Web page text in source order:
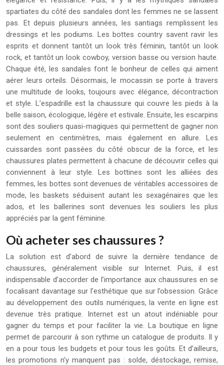
spartiates du côté des sandales dont les femmes ne se lassent
pas. Et depuis plusieurs années, les santiags remplissent les
dressings et les podiums. Les bottes country savent ravir les
esprits et donnent tantôt un look très féminin, tantôt un look
rock, et tantôt un look cowboy, version basse ou version haute.
Chaque été, les sandales font le bonheur de celles qui aiment
aérer leurs orteils. Désormais, le mocassin se porte à travers
une multitude de looks, toujours avec élégance, décontraction
et style. L’espadrille est la chaussure qui couvre les pieds à la
belle saison, écologique, légère et estivale. Ensuite, les escarpins
sont des souliers quasi-magiques qui permettent de gagner non
seulement en centimètres, mais également en allure. Les
cuissardes sont passées du côté obscur de la force, et les
chaussures plates permettent à chacune de découvrir celles qui
conviennent à leur style. Les bottines sont les alliées des
femmes, les bottes sont devenues de véritables accessoires de
mode, les baskets séduisent autant les sexagénaires que les
ados, et les ballerines sont devenues les souliers les plus
appréciés par la gent féminine.
Où acheter ses chaussures ?
La solution est d’abord de suivre la dernière tendance de
chaussures, généralement visible sur Internet. Puis, il est
indispensable d’accorder de l’importance aux chaussures en se
focalisant davantage sur l’esthétique que sur l’obsession. Grâce
au développement des outils numériques, la vente en ligne est
devenue très pratique. Internet est un atout indéniable pour
gagner du temps et pour faciliter la vie. La boutique en ligne
permet de parcourir à son rythme un catalogue de produits. Il y
en a pour tous les budgets et pour tous les goûts. Et d’ailleurs,
les promotions n’y manquent pas : solde, déstockage, remise,